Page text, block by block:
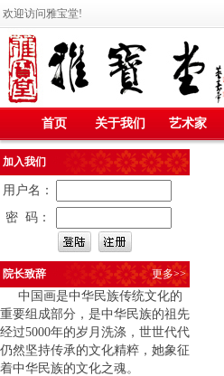
欢迎访问雅宝堂!
首页 关于我们 艺术家
加入我们
用户名：
密 码：
院长致辞 更多>>
中国画是中华民族传统文化的
重要组成部分，是中华民族的祖先
经过5000年的岁月洗涤，世世代代
仍然坚持传承的文化精粹，她象征
着中华民族的文化之魂。